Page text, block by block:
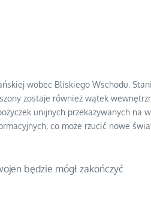
wobec Bliskiego Wschodu.
zostaje również wątek
unijnych przekazywanych na
co może rzucić nowe
będzie mógł zakończyć